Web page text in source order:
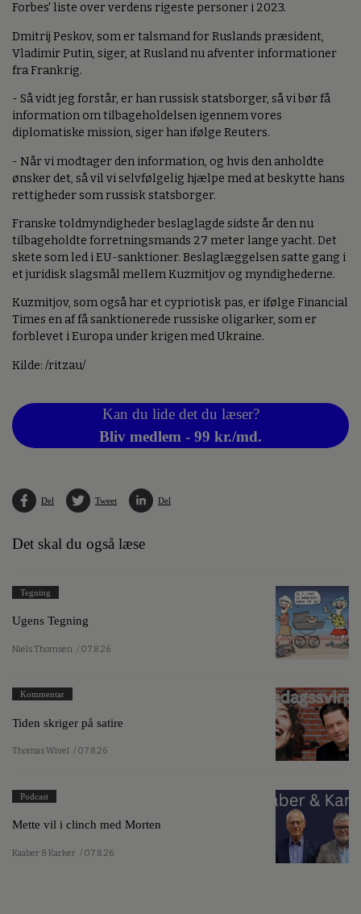
Forbes' liste over verdens rigeste personer i 2023.
Dmitrij Peskov, som er talsmand for Ruslands præsident,
Vladimir Putin, siger, at Rusland nu afventer informationer
fra Frankrig.
- Så vidt jeg forstår, er han russisk statsborger, så vi bør få
information om tilbageholdelsen igennem vores
diplomatiske mission, siger han ifølge Reuters.
- Når vi modtager den information, og hvis den anholdte
ønsker det, så vil vi selvfølgelig hjælpe med at beskytte hans
rettigheder som russisk statsborger.
Franske toldmyndigheder beslaglagde sidste år den nu
tilbageholdte forretningsmands 27 meter lange yacht. Det
skete som led i EU-sanktioner. Beslaglæggelsen satte gang i
et juridisk slagsmål mellem Kuzmitjov og myndighederne.
Kuzmitjov, som også har et cypriotisk pas, er ifølge Financial
Times en af få sanktionerede russiske oligarker, som er
forblevet i Europa under krigen med Ukraine.
Kilde: /ritzau/
Kan du lide det du læser?
Bliv medlem - 99 kr./md.
Del Tweet Del
Det skal du også læse
Tegning
Ugens Tegning
Niels Thomsen / 07.8.26
Kommentar
Tiden skriger på satire
Thomas Wivel / 07.8.26
Podcast
Mette vil i clinch med Morten
Kaaber & Karker / 07.8.26